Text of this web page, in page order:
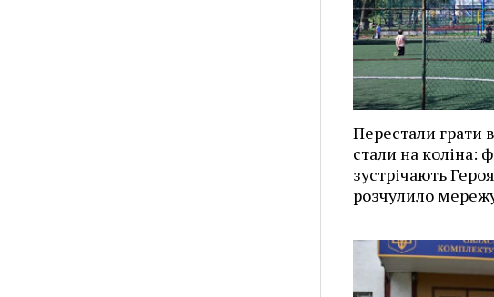
Перестали грати
стали на коліна:
зустрічають
розчулило